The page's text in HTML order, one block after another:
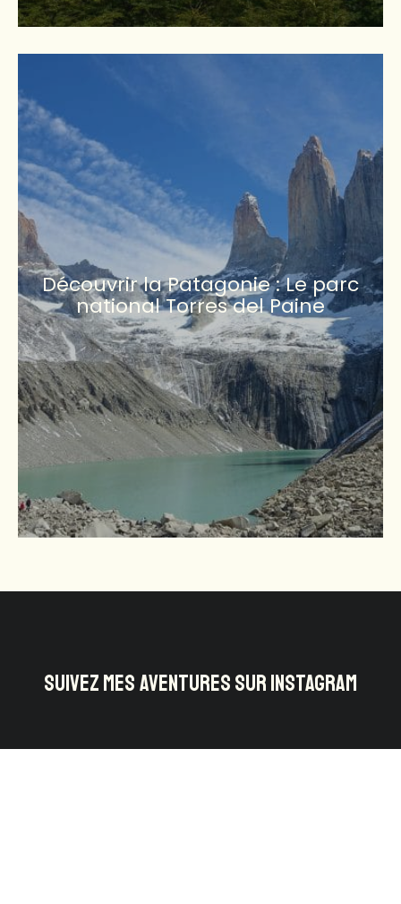
Découvrir la Patagonie : Le parc
national Torres del Paine
SUIVEZ MES AVENTURES SUR INSTAGRAM